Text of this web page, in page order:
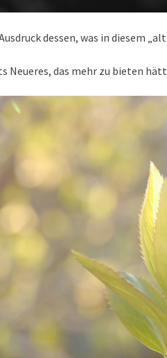
dessen, was in diesem
Neueres, das mehr zu bieten